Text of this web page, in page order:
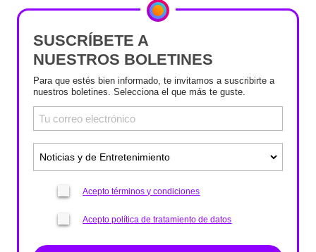
SUSCRÍBETE A
NUESTROS BOLETINES
Para que estés bien informado, te invitamos a suscribirte a
nuestros boletines. Selecciona el que más te guste.
Acepto términos y condiciones
Acepto política de tratamiento de datos